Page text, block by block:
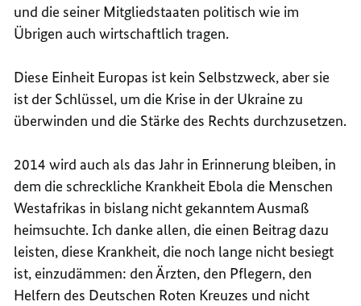
und die seiner Mitgliedstaaten politisch wie im
Übrigen auch wirtschaftlich tragen.
Diese Einheit Europas ist kein Selbstzweck, aber sie
ist der Schlüssel, um die Krise in der Ukraine zu
überwinden und die Stärke des Rechts durchzusetzen.
2014 wird auch als das Jahr in Erinnerung bleiben, in
dem die schreckliche Krankheit Ebola die Menschen
Westafrikas in bislang nicht gekanntem Ausmaß
heimsuchte. Ich danke allen, die einen Beitrag dazu
leisten, diese Krankheit, die noch lange nicht besiegt
ist, einzudämmen: den Ärzten, den Pflegern, den
Helfern des Deutschen Roten Kreuzes und nicht